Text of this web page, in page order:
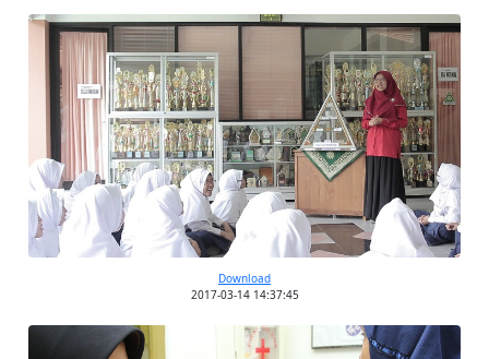
Download
2017-03-14 14:37:45